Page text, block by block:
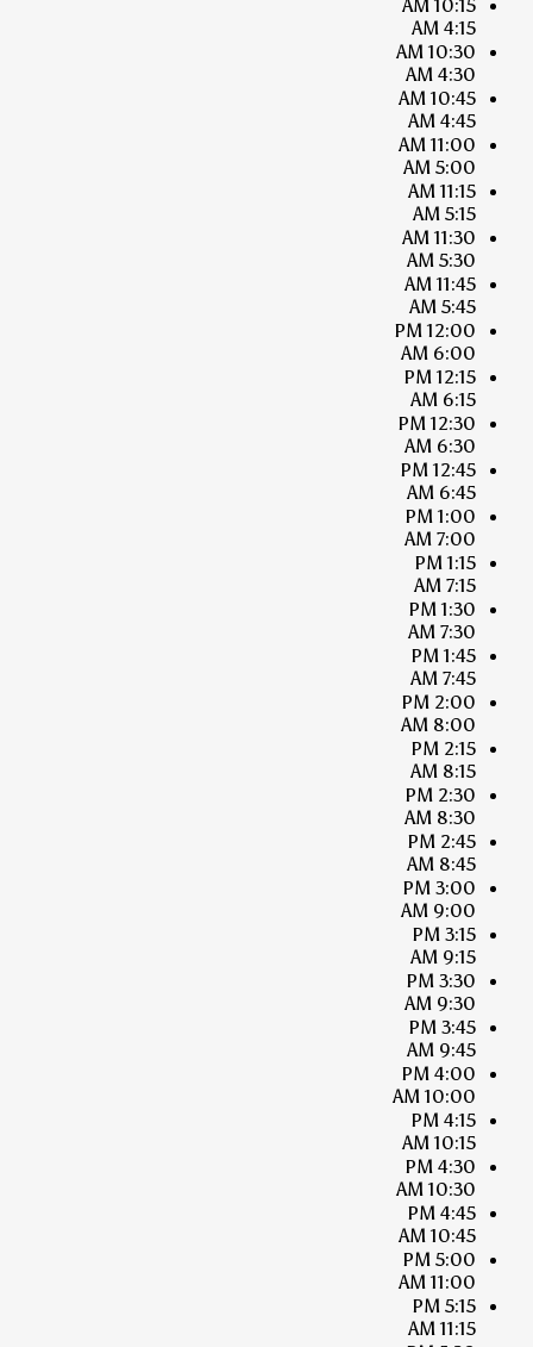
10:15 AM
4:15 AM
10:30 AM
4:30 AM
10:45 AM
4:45 AM
11:00 AM
5:00 AM
11:15 AM
5:15 AM
11:30 AM
5:30 AM
11:45 AM
5:45 AM
12:00 PM
6:00 AM
12:15 PM
6:15 AM
12:30 PM
6:30 AM
12:45 PM
6:45 AM
1:00 PM
7:00 AM
1:15 PM
7:15 AM
1:30 PM
7:30 AM
1:45 PM
7:45 AM
2:00 PM
8:00 AM
2:15 PM
8:15 AM
2:30 PM
8:30 AM
2:45 PM
8:45 AM
3:00 PM
9:00 AM
3:15 PM
9:15 AM
3:30 PM
9:30 AM
3:45 PM
9:45 AM
4:00 PM
10:00 AM
4:15 PM
10:15 AM
4:30 PM
10:30 AM
4:45 PM
10:45 AM
5:00 PM
11:00 AM
5:15 PM
11:15 AM